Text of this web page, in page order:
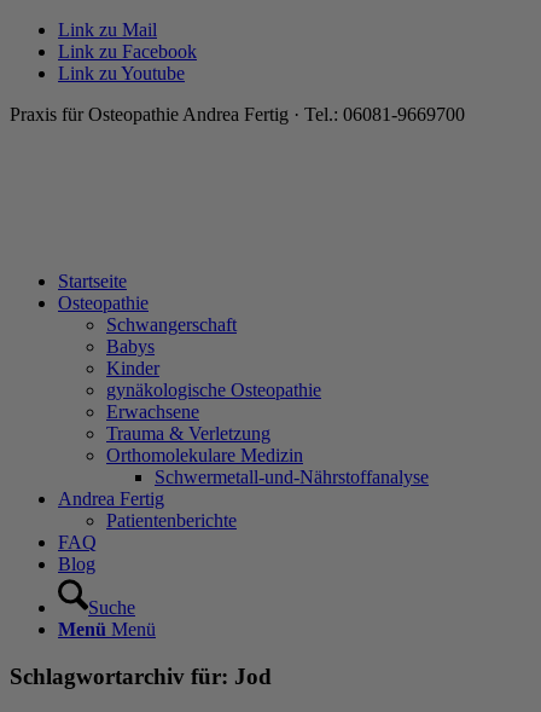
Link zu Mail
Link zu Facebook
Link zu Youtube
Praxis für Osteopathie Andrea Fertig · Tel.: 06081-9669700
Startseite
Osteopathie
Schwangerschaft
Babys
Kinder
gynäkologische Osteopathie
Erwachsene
Trauma & Verletzung
Orthomolekulare Medizin
Schwermetall-und-Nährstoffanalyse
Andrea Fertig
Patientenberichte
FAQ
Blog
Suche
Menü Menü
Schlagwortarchiv für: Jod